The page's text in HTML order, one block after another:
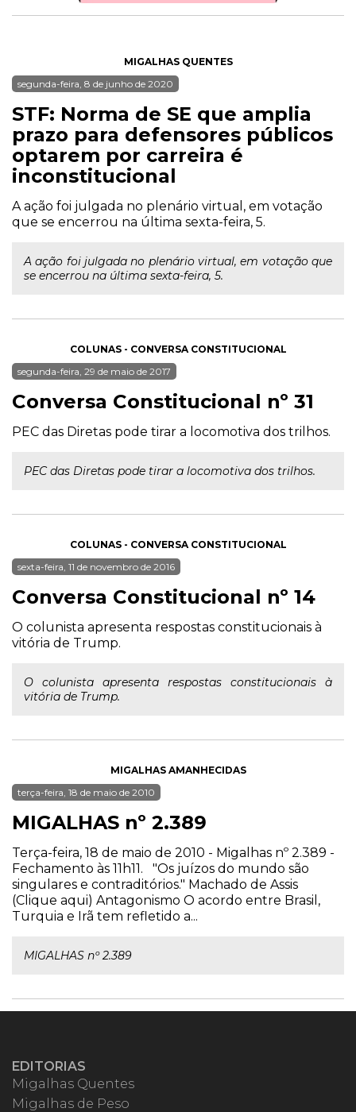
MIGALHAS QUENTES
segunda-feira, 8 de junho de 2020
STF: Norma de SE que amplia
prazo para defensores públicos
optarem por carreira é
inconstitucional
A ação foi julgada no plenário virtual, em votação
que se encerrou na última sexta-feira, 5.
A ação foi julgada no plenário virtual, em votação que
se encerrou na última sexta-feira, 5.
COLUNAS - CONVERSA CONSTITUCIONAL
segunda-feira, 29 de maio de 2017
Conversa Constitucional nº 31
PEC das Diretas pode tirar a locomotiva dos trilhos.
PEC das Diretas pode tirar a locomotiva dos trilhos.
COLUNAS - CONVERSA CONSTITUCIONAL
sexta-feira, 11 de novembro de 2016
Conversa Constitucional nº 14
O colunista apresenta respostas constitucionais à
vitória de Trump.
O colunista apresenta respostas constitucionais à
vitória de Trump.
MIGALHAS AMANHECIDAS
terça-feira, 18 de maio de 2010
MIGALHAS nº 2.389
Terça-feira, 18 de maio de 2010 - Migalhas nº 2.389 -
Fechamento às 11h11. "Os juízos do mundo são
singulares e contraditórios." Machado de Assis
(Clique aqui) Antagonismo O acordo entre Brasil,
Turquia e Irã tem refletido a...
MIGALHAS nº 2.389
EDITORIAS
Migalhas Quentes
Migalhas de Peso